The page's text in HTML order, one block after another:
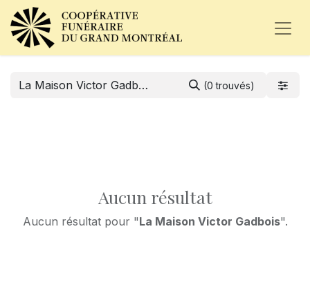
(0 trouvés)
Aucun résultat
Aucun résultat pour "La Maison Victor Gadbois".